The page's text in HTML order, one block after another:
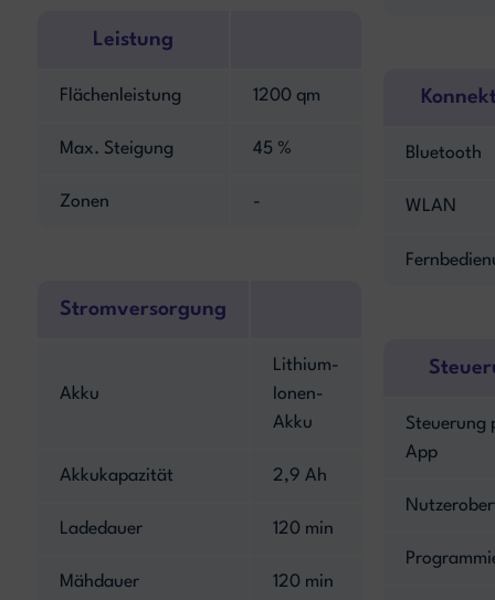
Leistung
Flächenleistung 1200 qm
Max. Steigung 45 %
Zonen -
Stromversorgung
Akku
Lithium-
Ionen-
Akku
Akkukapazität 2,9 Ah
Ladedauer 120 min
Mähdauer 120 min
Bluetooth
WLAN
Steuerung
App